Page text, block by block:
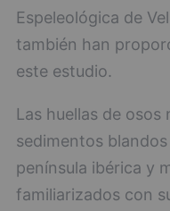
Espeleológica de
también han
este estudio.
Las huellas de
sedimentos
península ibérica y
familiarizados con